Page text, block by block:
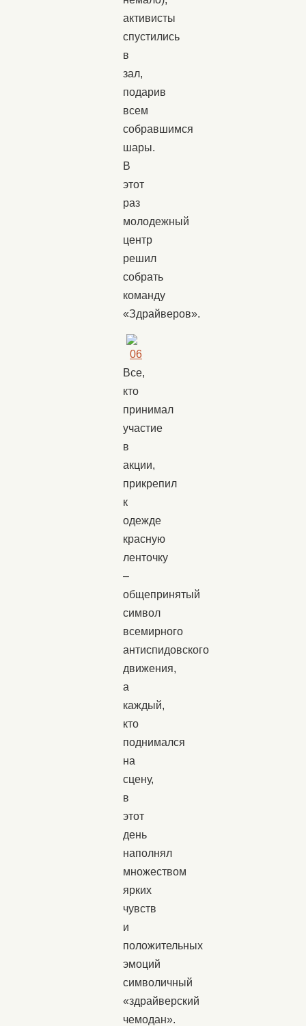
активисты
спустились
в
зал,
подарив
всем
собравшимся
шары.
В
этот
раз
молодежный
центр
решил
собрать
команду
«Здрайверов».
Все,
кто
принимал
участие
в
акции,
прикрепил
к
одежде
красную
ленточку
–
общепринятый
символ
всемирного
антиспидовского
движения,
а
каждый,
кто
поднимался
на
сцену,
в
этот
день
наполнял
множеством
ярких
чувств
и
положительных
эмоций
символичный
«здрайверский
чемодан».